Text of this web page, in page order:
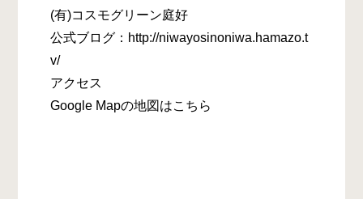
(有)コスモグリーン庭好
公式ブログ：http://niwayosinoniwa.hamazo.t
v/
アクセス
Google Mapの地図はこちら